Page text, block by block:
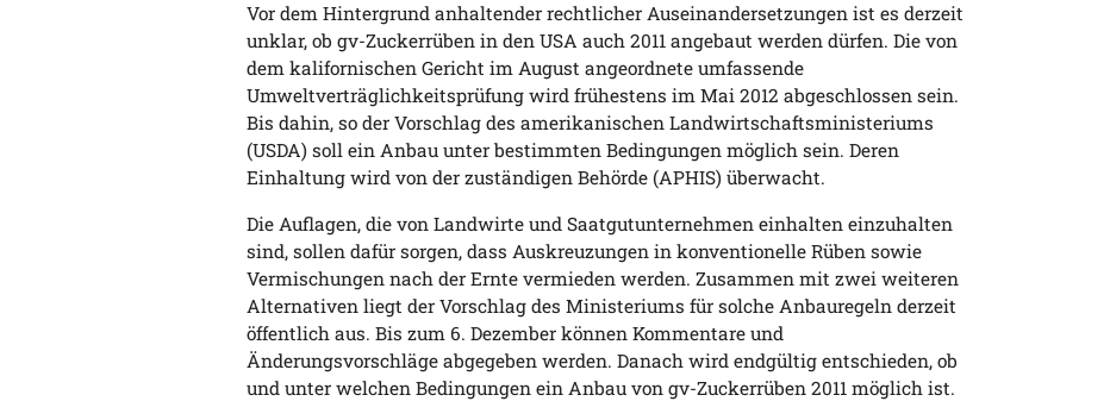
Vor dem Hintergrund anhaltender rechtlicher Auseinandersetzungen ist es derzeit
unklar, ob gv-Zuckerrüben in den USA auch 2011 angebaut werden dürfen. Die von
dem kalifornischen Gericht im August angeordnete umfassende
Umweltverträglichkeitsprüfung wird frühestens im Mai 2012 abgeschlossen sein.
Bis dahin, so der Vorschlag des amerikanischen Landwirtschaftsministeriums
(USDA) soll ein Anbau unter bestimmten Bedingungen möglich sein. Deren
Einhaltung wird von der zuständigen Behörde (APHIS) überwacht.
Die Auflagen, die von Landwirte und Saatgutunternehmen einhalten einzuhalten
sind, sollen dafür sorgen, dass Auskreuzungen in konventionelle Rüben sowie
Vermischungen nach der Ernte vermieden werden. Zusammen mit zwei weiteren
Alternativen liegt der Vorschlag des Ministeriums für solche Anbauregeln derzeit
öffentlich aus. Bis zum 6. Dezember können Kommentare und
Änderungsvorschläge abgegeben werden. Danach wird endgültig entschieden, ob
und unter welchen Bedingungen ein Anbau von gv-Zuckerrüben 2011 möglich ist.